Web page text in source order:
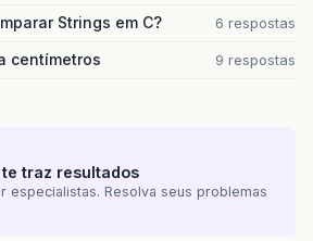
Strings em C? 6 respostas
centímetros 9 respostas
traz resultados
especialistas. Resolva seus problemas